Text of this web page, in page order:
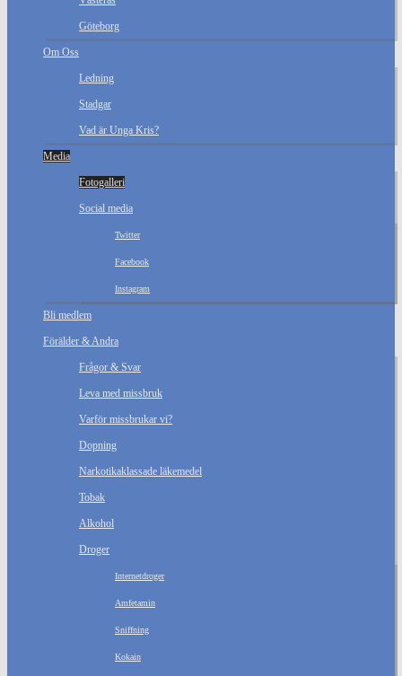
Göteborg
Om Oss
Ledning
Stadgar
Vad är Unga Kris?
Media
Fotogalleri
Social media
Twitter
Facebook
Instagram
Bli medlem
Förälder & Andra
Frågor & Svar
Leva med missbruk
Varför missbrukar vi?
Dopning
Narkotikaklassade läkemedel
Tobak
Alkohol
Droger
Internetdroger
Amfetamin
Sniffning
Kokain